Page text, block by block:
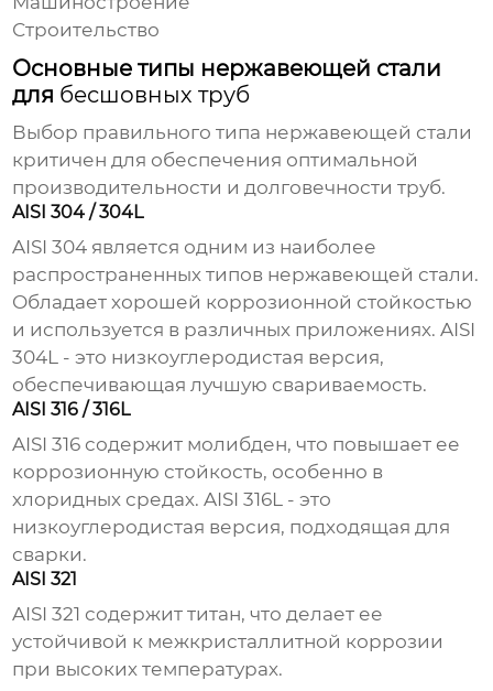
Строительство
Основные типы нержавеющей стали
для бесшовных труб
Выбор правильного типа нержавеющей стали
критичен для обеспечения оптимальной
производительности и долговечноститруб.
AISI 304 / 304L
AISI 304 является одним из наиболее
распространенных типов нержавеющей стали.
Обладает хорошей коррозионной стойкостью
и используется в различных приложениях. AISI
304L - это низкоуглеродистая версия,
обеспечивающая лучшую свариваемость.
AISI 316 / 316L
AISI 316 содержит молибден, что повышает ее
коррозионную стойкость, особенно в
хлоридных средах. AISI 316L - это
низкоуглеродистая версия, подходящая для
сварки.
AISI 321
AISI 321 содержит титан, что делает ее
устойчивой к межкристаллитной коррозии
при высоких температурах.